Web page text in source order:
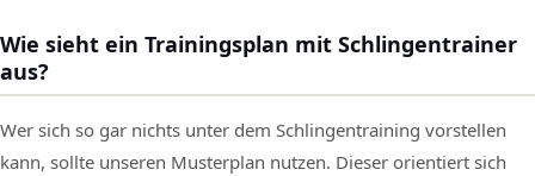
Wie sieht ein Trainingsplan mit Schlingentrainer
aus?
Wer sich so gar nichts unter dem Schlingentraining vorstellen
kann, sollte unseren Musterplan nutzen. Dieser orientiert sich